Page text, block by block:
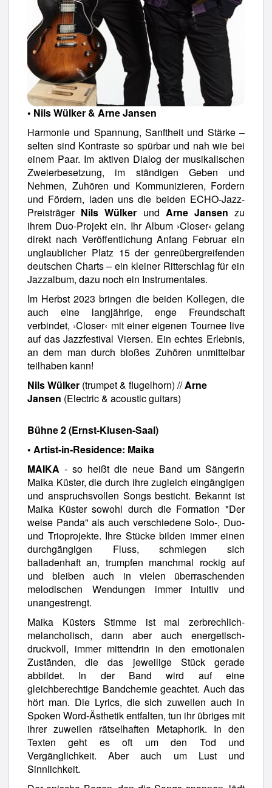
• Nils Wülker & Arne Jansen
Harmonie und Spannung, Sanftheit und Stärke –
selten sind Kontraste so spürbar und nah wie bei
einem Paar. Im aktiven Dialog der musikalischen
Zweierbesetzung, im ständigen Geben und
Nehmen, Zuhören und Kommunizieren, Fordern
und Fördern, laden uns die beiden ECHO-Jazz-
Preisträger Nils Wülker und Arne Jansen zu
ihrem Duo-Projekt ein. Ihr Album ›Closer‹ gelang
direkt nach Veröffentlichung Anfang Februar ein
unglaublicher Platz 15 der genreübergreifenden
deutschen Charts – ein kleiner Ritterschlag für ein
Jazzalbum, dazu noch ein Instrumentales.
Im Herbst 2023 bringen die beiden Kollegen, die
auch eine langjährige, enge Freundschaft
verbindet, ›Closer‹ mit einer eigenen Tournee live
auf das Jazzfestival Viersen. Ein echtes Erlebnis,
an dem man durch bloßes Zuhören unmittelbar
teilhaben kann!
Nils Wülker (trumpet & flugelhorn) //Arne
Jansen (Electric & acoustic guitars)
Bühne 2 (Ernst-Klusen-Saal)
• Artist-in-Residence: Maika
MAIKA - so heißt die neue Band um Sängerin
Maika Küster, die durch ihre zugleich eingängigen
und anspruchsvollen Songs besticht. Bekannt ist
Maika Küster sowohl durch die Formation "Der
weise Panda" als auch verschiedene Solo-, Duo-
und Trioprojekte. Ihre Stücke bilden immer einen
durchgängigen Fluss, schmiegen sich
balladenhaft an, trumpfen manchmal rockig auf
und bleiben auch in vielen überraschenden
melodischen Wendungen immer intuitiv und
unangestrengt.
Maika Küsters Stimme ist mal zerbrechlich-
melancholisch, dann aber auch energetisch-
druckvoll, immer mittendrin in den emotionalen
Zuständen, die das jeweilige Stück gerade
abbildet. In der Band wird auf eine
gleichberechtige Bandchemie geachtet. Auch das
hört man. Die Lyrics, die sich zuweilen auch in
Spoken Word-Ästhetik entfalten, tun ihr übriges mit
ihrer zuweilen rätselhaften Metaphorik. In den
Texten geht es oft um den Tod und
Vergänglichkeit. Aber auch um Lust und
Sinnlichkeit.